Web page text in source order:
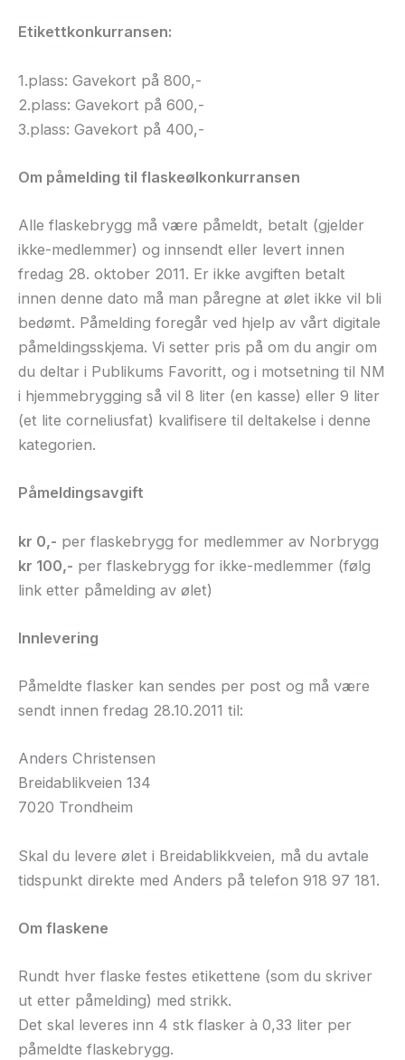
Etikettkonkurransen:
1.plass: Gavekort på 800,-
2.plass: Gavekort på 600,-
3.plass: Gavekort på 400,-
Om påmelding til flaskeølkonkurransen
Alle flaskebrygg må være påmeldt, betalt (gjelder
ikke-medlemmer) og innsendt eller levert innen
fredag 28. oktober 2011. Er ikke avgiften betalt
innen denne dato må man påregne at ølet ikke vil bli
bedømt. Påmelding foregår ved hjelp av vårt digitale
påmeldingsskjema. Vi setter pris på om du angir om
du deltar i Publikums Favoritt, og i motsetning til NM
i hjemmebrygging så vil 8 liter (en kasse) eller 9 liter
(et lite corneliusfat) kvalifisere til deltakelse i denne
kategorien.
Påmeldingsavgift
kr 0,- per flaskebrygg for medlemmer av Norbrygg
kr 100,- per flaskebrygg for ikke-medlemmer (følg
link etter påmelding av ølet)
Innlevering
Påmeldte flasker kan sendes per post og må være
sendt innen fredag 28.10.2011 til:
Anders Christensen
Breidablikveien 134
7020 Trondheim
Skal du levere ølet i Breidablikkveien, må du avtale
tidspunkt direkte med Anders på telefon 918 97 181.
Om flaskene
Rundt hver flaske festes etikettene (som du skriver
ut etter påmelding) med strikk.
Det skal leveres inn 4 stk flasker à 0,33 liter per
påmeldte flaskebrygg.